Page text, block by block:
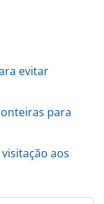
evitar
para
aos